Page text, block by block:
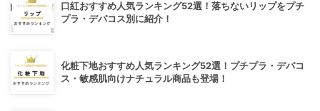
口紅おすすめ人気ランキング52選！落ちないリップをプチ
プラ・デパコス別に紹介！
化粧下地おすすめ人気ランキング52選！プチプラ・デパコ
ス・敏感肌向けナチュラル商品も登場！